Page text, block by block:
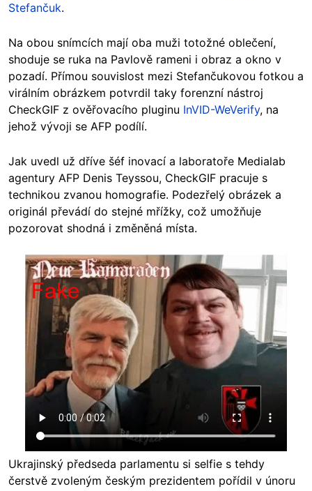
Stefančuk.
Na obou snímcích mají oba muži totožné oblečení,
shoduje se ruka na Pavlově rameni i obraz a okno v
pozadí. Přímou souvislost mezi Stefančukovou fotkou a
virálním obrázkem potvrdil taky forenzní nástroj
CheckGIF z ověřovacího pluginu InVID-WeVerify, na
jehož vývoji se AFP podílí.
Jak uvedl už dříve šéf inovací a laboratoře Medialab
agentury AFP Denis Teyssou, CheckGIF pracuje s
technikou zvanou homografie. Podezřelý obrázek a
originál převádí do stejné mřížky, což umožňuje
pozorovat shodná i změněná místa.
Ukrajinský předseda parlamentu si selfie s tehdy
čerstvě zvoleným českým prezidentem pořídil v únoru